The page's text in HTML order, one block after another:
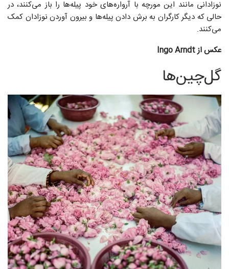
نوزادانی مانند این مورچه با آرواره‌های خود پیله‌ها را باز می‌کنند، در
حالی که دیگر کارگران به برش دادن پیله‌ها و بیرون آوردن نوزادان کمک
می‌کنند.
عکس از Ingo Arndt
گل‌چین‌ها